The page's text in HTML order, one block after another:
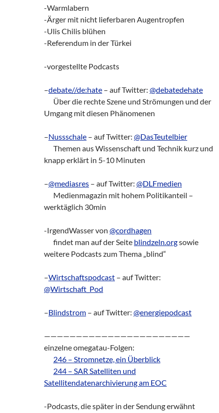
-Warmlabern
-Ärger mit nicht lieferbaren Augentropfen
-Ulis Chilis blühen
-Referendum in der Türkei
-vorgestellte Podcasts
–debate//de:hate – auf Twitter: @debatedehate
Über die rechte Szene und Strömungen und der
Umgang mit diesen Phänomenen
–Nussschale – auf Twitter: @DasTeutelbier
Themen aus Wissenschaft und Technik kurz und
knapp erklärt in 5-10 Minuten
–@mediasres – auf Twitter: @DLFmedien
Medienmagazin mit hohem Politikanteil –
werktäglich 30min
-IrgendWasser von @cordhagen
findet man auf der Seite blindzeln.orgsowie
weitere Podcasts zum Thema „blind“
–Wirtschaftspodcast – auf Twitter:
@Wirtschaft_Pod
–Blindstrom – auf Twitter: @energiepodcast
———————————————————————
einzelne omegatau-Folgen:
246 – Stromnetze, ein Überblick
244 – SAR Satelliten und
Satellitendatenarchivierung am EOC
-Podcasts, die später in der Sendung erwähnt